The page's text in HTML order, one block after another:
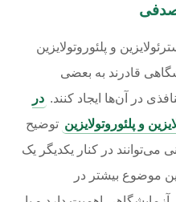
صدفی
و پلئوروتولایزین
قادرند به بعضی
در آن‌ها ایجاد کنند. در
و پلئوروتولایزین توضیح
می‌توانند در کنار یکدیگر یک
موضوع بیشتر در